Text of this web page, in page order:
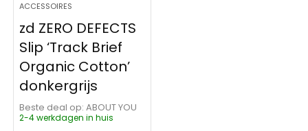
ACCESSOIRES
zd ZERO DEFECTS
Slip ‘Track Brief
Organic Cotton’
donkergrijs
Beste deal op:
ABOUT YOU
2-4 werkdagen in huis